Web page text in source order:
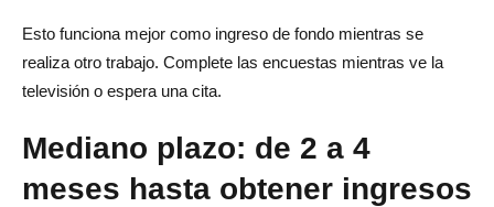
Esto funciona mejor como ingreso de fondo mientras se
realiza otro trabajo. Complete las encuestas mientras ve la
televisión o espera una cita.
Mediano plazo: de 2 a 4
meses hasta obtener ingresos